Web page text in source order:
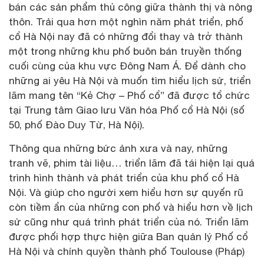
bán các sản phẩm thủ công giữa thành thị và nông
thôn. Trải qua hơn một nghìn năm phát triển, phố
cổ Hà Nội nay đã có những đổi thay và trở thành
một trong những khu phố buôn bán truyền thống
cuối cùng của khu vực Đông Nam Á. Để dành cho
những ai yêu Hà Nội và muốn tìm hiểu lịch sử, triển
lãm mang tên “Kẻ Chợ – Phố cổ” đã được tổ chức
tại Trung tâm Giao lưu Văn hóa Phố cổ Hà Nội (số
50, phố Đào Duy Từ, Hà Nội).
Thông qua những bức ảnh xưa và nay, những
tranh vẽ, phim tài liệu… triển lãm đã tái hiện lại quá
trình hình thành và phát triển của khu phố cổ Hà
Nội. Và giúp cho người xem hiểu hơn sự quyến rũ
còn tiềm ẩn của những con phố và hiểu hơn về lịch
sử cũng như quá trình phát triển của nó. Triển lãm
được phối hợp thực hiện giữa Ban quản lý Phố cổ
Hà Nội và chính quyền thành phố Toulouse (Pháp)